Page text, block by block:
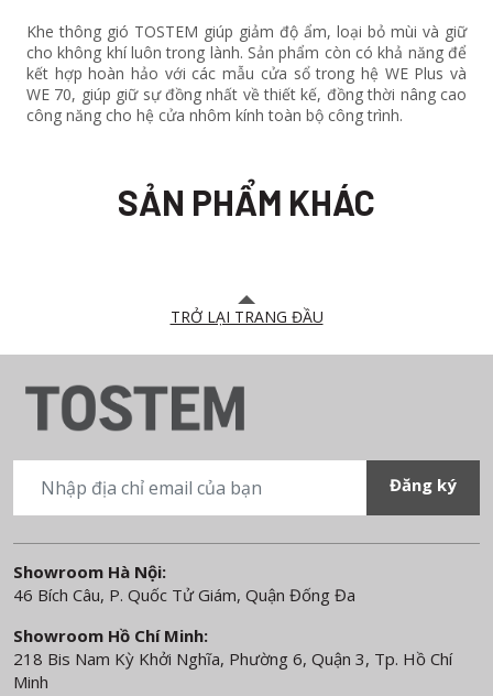
Khe thông gió TOSTEM giúp giảm độ ẩm, loại bỏ mùi và giữ
cho không khí luôn trong lành. Sản phẩm còn có khả năng để
kết hợp hoàn hảo với các mẫu cửa sổ trong hệ WE Plus và
WE 70, giúp giữ sự đồng nhất về thiết kế, đồng thời nâng cao
công năng cho hệ cửa nhôm kính toàn bộ công trình.
SẢN PHẨM KHÁC
TRỞ LẠI TRANG ĐẦU
Showroom Hà Nội:
46 Bích Câu, P. Quốc Tử Giám, Quận Đống Đa
Showroom Hồ Chí Minh:
218 Bis Nam Kỳ Khởi Nghĩa, Phường 6, Quận 3, Tp. Hồ Chí
Minh